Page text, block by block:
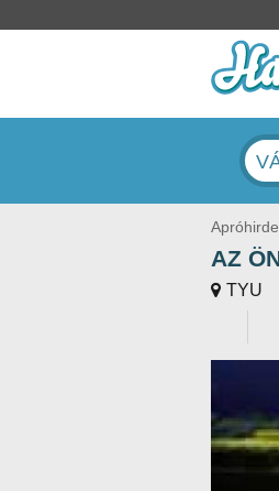
AZ
TYU